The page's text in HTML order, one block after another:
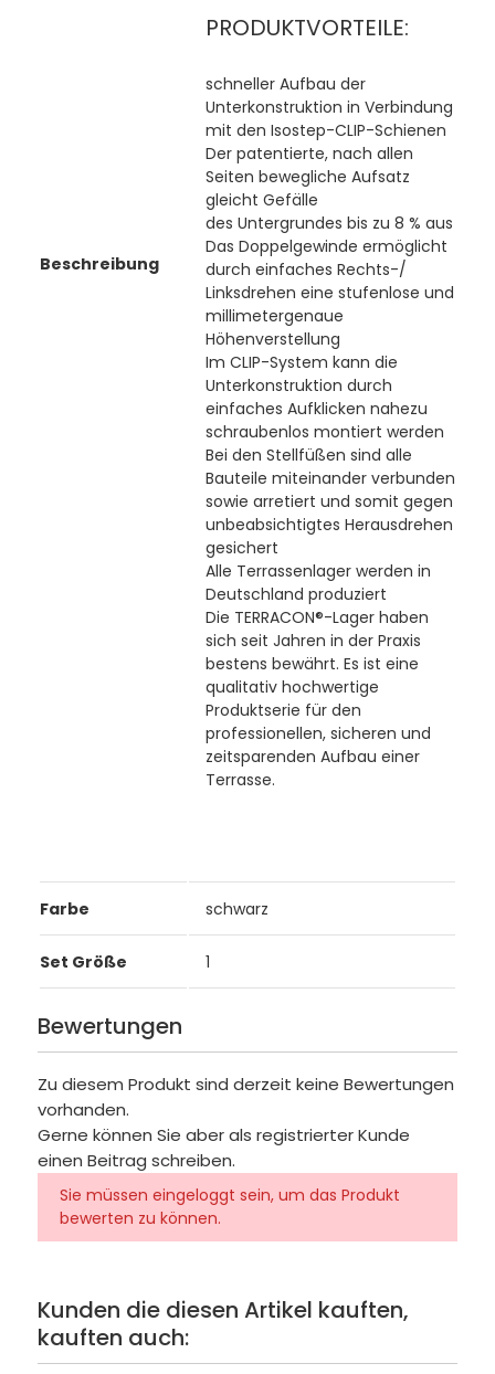
Beschreibung
PRODUKTVORTEILE:
schneller Aufbau der
Unterkonstruktion in Verbindung
mit den Isostep-CLIP-Schienen
Der patentierte, nach allen
Seiten bewegliche Aufsatz
gleicht Gefälle
des Untergrundes bis zu 8 % aus
Das Doppelgewinde ermöglicht
durch einfaches Rechts-/
Linksdrehen eine stufenlose und
millimetergenaue
Höhenverstellung
Im CLIP-System kann die
Unterkonstruktion durch
einfaches Aufklicken nahezu
schraubenlos montiert werden
Bei den Stellfüßen sind alle
Bauteile miteinander verbunden
sowie arretiert und somit gegen
unbeabsichtigtes Herausdrehen
gesichert
Alle Terrassenlager werden in
Deutschland produziert
Die TERRACON®-Lager haben
sich seit Jahren in der Praxis
bestens bewährt. Es ist eine
qualitativ hochwertige
Produktserie für den
professionellen, sicheren und
zeitsparenden Aufbau einer
Terrasse.
Farbe schwarz
Set Größe 1
Bewertungen
Zu diesem Produkt sind derzeit keine Bewertungen
vorhanden.
Gerne können Sie aber als registrierter Kunde
einen Beitrag schreiben.
Sie müssen eingeloggt sein, um das Produkt
bewerten zu können.
Kunden die diesen Artikel kauften,
kauften auch: